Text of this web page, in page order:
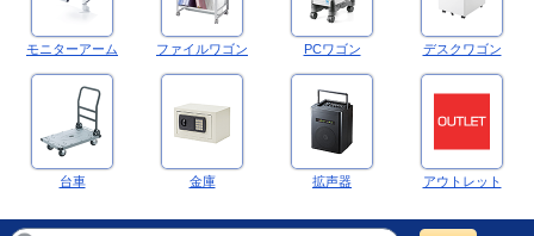
モニターアーム ファイルワゴン PCワゴン デスクワゴン
台車 金庫 拡声器 アウトレット